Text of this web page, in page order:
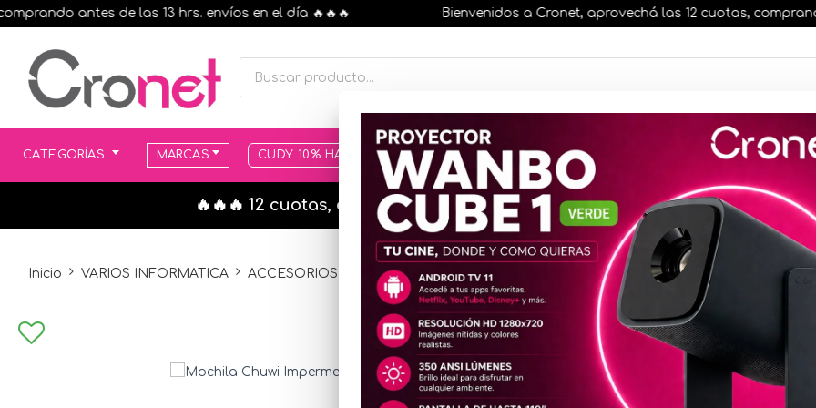
antes de las 13 hrs. envíos en el día 🔥🔥🔥 Bienvenidos a Cronet, aprovechá las 12 cuotas, comprando
CATEGORÍAS MARCAS CUDY 10% HASTA AGOTAR STOCK MOVILIDAD ELÉCTRICA 25% OFF
🔥🔥🔥 12 cuotas, en todos nuestros artículos, comprando antes de las 13
Inicio VARIOS INFORMATICA ACCESORIOS VARIOS
Mochila
Azul